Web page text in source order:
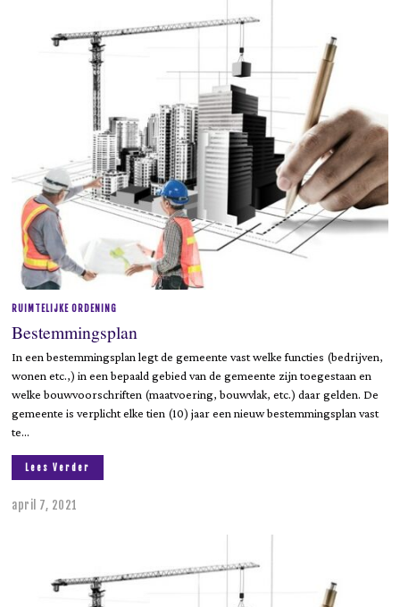
RUIMTELIJKE ORDENING
Bestemmingsplan
In een bestemmingsplan legt de gemeente vast welke functies (bedrijven,
wonen etc.,) in een bepaald gebied van de gemeente zijn toegestaan en
welke bouwvoorschriften (maatvoering, bouwvlak, etc.) daar gelden. De
gemeente is verplicht elke tien (10) jaar een nieuw bestemmingsplan vast
te…
Lees Verder
april 7, 2021